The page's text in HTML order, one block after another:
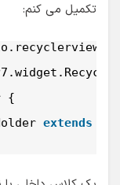
تکمیل می کنم:
{
extends